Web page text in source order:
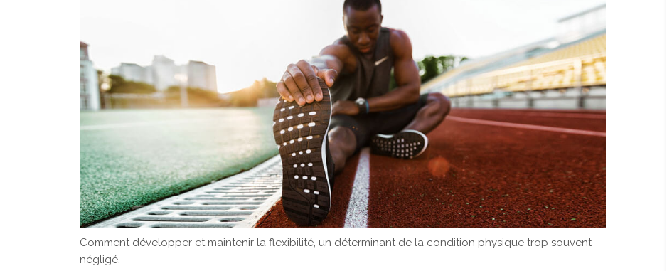
Comment développer et maintenir la flexibilité, un déterminant de la condition physique trop souvent
négligé.